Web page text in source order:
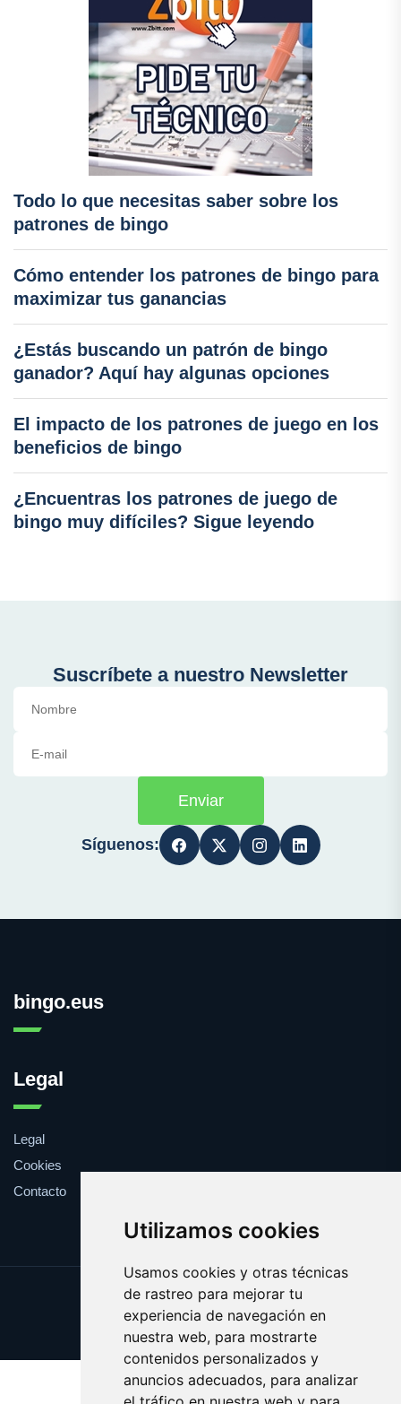
Utilizamos cookies
Usamos cookies y otras técnicas
de rastreo para mejorar tu
experiencia de navegación en
nuestra web, para mostrarte
contenidos personalizados y
anuncios adecuados, para analizar
Todo lo que necesitas saber sobre los
patrones de bingo
Cómo entender los patrones de bingo para
maximizar tus ganancias
¿Estás buscando un patrón de bingo
ganador? Aquí hay algunas opciones
El impacto de los patrones de juego en los
beneficios de bingo
¿Encuentras los patrones de juego de
bingo muy difíciles? Sigue leyendo
Suscríbete a nuestro Newsletter
Enviar
Síguenos:
bingo.eus
Legal
Legal
Cookies
Contacto
Update cookies preferences
Copyright © 2025 bingo.eus